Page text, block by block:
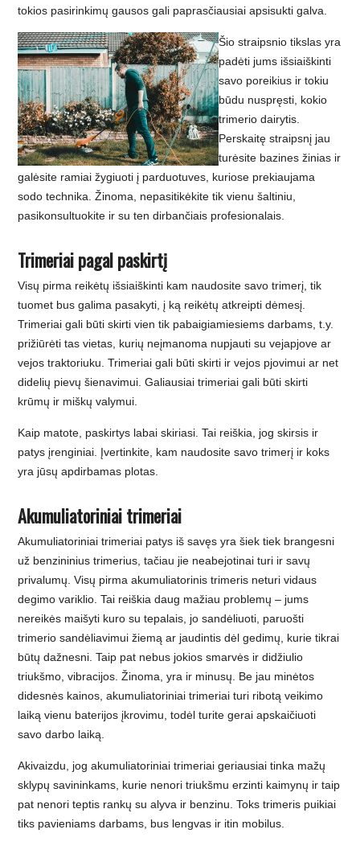
tokios pasirinkimų gausos gali paprasčiausiai apsisukti galva.
Šio straipsnio tikslas yra
padėti jums išsiaiškinti
savo poreikius ir tokiu
būdu nuspręsti, kokio
trimerio dairytis.
Perskaitę straipsnį jau
turėsite bazines žinias ir
galėsite ramiai žygiuoti į parduotuves, kuriose prekiaujama
sodo technika. Žinoma, nepasitikėkite tik vienu šaltiniu,
pasikonsultuokite ir su ten dirbančiais profesionalais.
Trimeriai pagal paskirtį
Visų pirma reikėtų išsiaiškinti kam naudosite savo trimerį, tik
tuomet bus galima pasakyti, į ką reikėtų atkreipti dėmesį.
Trimeriai gali būti skirti vien tik pabaigiamiesiems darbams, t.y.
prižiūrėti tas vietas, kurių neįmanoma nupjauti su vejapjove ar
vejos traktoriuku. Trimeriai gali būti skirti ir vejos pjovimui ar net
didelių pievų šienavimui. Galiausiai trimeriai gali būti skirti
krūmų ir miškų valymui.
Kaip matote, paskirtys labai skiriasi. Tai reiškia, jog skirsis ir
patys įrenginiai. Įvertinkite, kam naudosite savo trimerį ir koks
yra jūsų apdirbamas plotas.
Akumuliatoriniai trimeriai
Akumuliatoriniai trimeriai patys iš savęs yra šiek tiek brangesni
už benzininius trimerius, tačiau jie neabejotinai turi ir savų
privalumų. Visų pirma akumuliatorinis trimeris neturi vidaus
degimo variklio. Tai reiškia daug mažiau problemų – jums
nereikės maišyti kuro su tepalais, jo sandėliuoti, paruošti
trimerio sandėliavimui žiemą ar jaudintis dėl gedimų, kurie tikrai
būtų dažnesni. Taip pat nebus jokios smarvės ir didžiulio
triukšmo, vibracijos. Žinoma, yra ir minusų. Be jau minėtos
didesnės kainos, akumuliatoriniai trimeriai turi ribotą veikimo
laiką vienu baterijos įkrovimu, todėl turite gerai apskaičiuoti
savo darbo laiką.
Akivaizdu, jog akumuliatoriniai trimeriai geriausiai tinka mažų
sklypų savininkams, kurie nenori triukšmu erzinti kaimynų ir taip
pat nenori teptis rankų su alyva ir benzinu. Toks trimeris puikiai
tiks pavieniams darbams, bus lengvas ir itin mobilus.